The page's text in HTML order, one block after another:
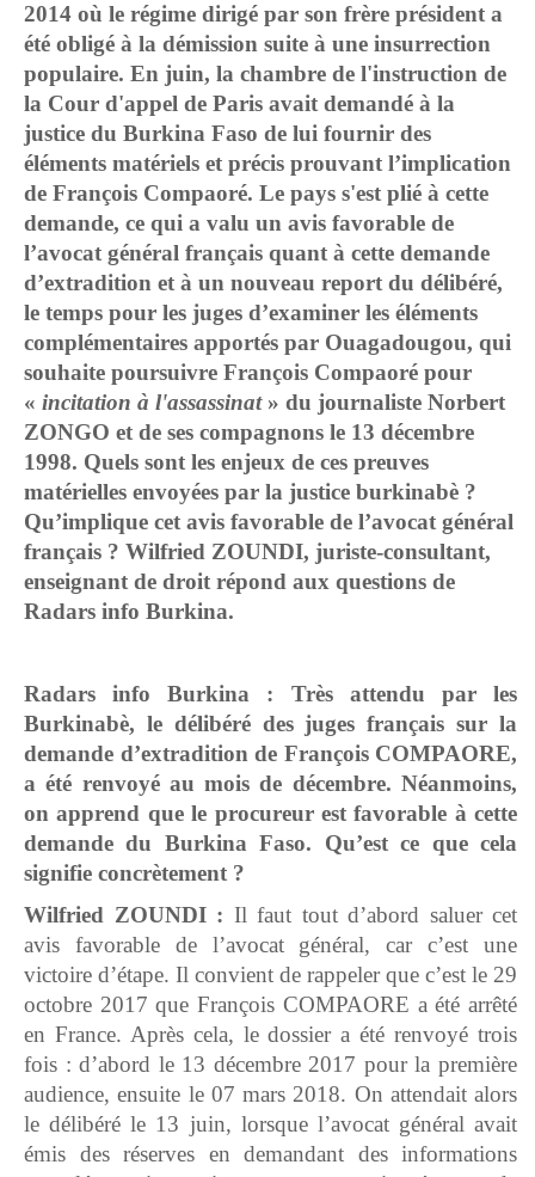
2014 où le régime dirigé par son frère président a
été obligé à la démission suite à une insurrection
populaire. En juin, la chambre de l'instruction de
la Cour d'appel de Paris avait demandé à la
justice du Burkina Faso de lui fournir des
éléments matériels et précis prouvant l’implication
de François Compaoré. Le pays s'est plié à cette
demande, ce qui a valu un avis favorable de
l’avocat général français quant à cette demande
d’extradition et à un nouveau report du délibéré,
le temps pour les juges d’examiner les éléments
complémentaires apportés par Ouagadougou, qui
souhaite poursuivre François Compaoré pour
« incitation à l'assassinat» du journaliste Norbert
ZONGO et de ses compagnons le 13 décembre
1998. Quels sont les enjeux de ces preuves
matérielles envoyées par la justice burkinabè ?
Qu’implique cet avis favorable de l’avocat général
français ? Wilfried ZOUNDI, juriste-consultant,
enseignant de droit répond aux questions de
Radars info Burkina.
Radars info Burkina : Très attendu par les
Burkinabè, le délibéré des juges français sur la
demande d’extradition de François COMPAORE,
a été renvoyé au mois de décembre. Néanmoins,
on apprend que le procureur est favorable à cette
demande du Burkina Faso. Qu’est ce que cela
signifie concrètement ?
Wilfried ZOUNDI : Il faut tout d’abord saluer cet
avis favorable de l’avocat général, car c’est une
victoire d’étape. Il convient de rappeler que c’est le 29
octobre 2017 que François COMPAORE a été arrêté
en France. Après cela, le dossier a été renvoyé trois
fois : d’abord le 13 décembre 2017 pour la première
audience, ensuite le 07 mars 2018. On attendait alors
le délibéré le 13 juin, lorsque l’avocat général avait
émis des réserves en demandant des informations